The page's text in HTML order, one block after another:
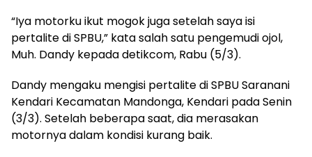
“Iya motorku ikut mogok juga setelah saya isi
pertalite di SPBU,” kata salah satu pengemudi ojol,
Muh. Dandy kepada detikcom, Rabu (5/3).
Dandy mengaku mengisi pertalite di SPBU Saranani
Kendari Kecamatan Mandonga, Kendari pada Senin
(3/3). Setelah beberapa saat, dia merasakan
motornya dalam kondisi kurang baik.